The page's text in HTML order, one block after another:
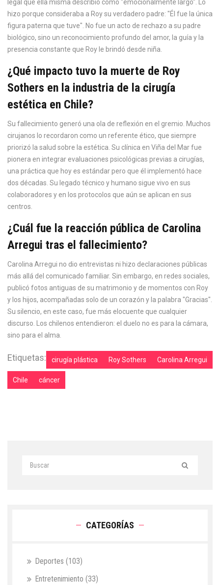
legal que ella misma describió como "emocionalmente largo". Lo
hizo porque consideraba a Roy su verdadero padre: "Él fue la única
figura paterna que tuve". No fue un acto de rechazo a su padre
biológico, sino un reconocimiento profundo del amor, la guía y la
presencia constante que Roy le brindó desde niña.
¿Qué impacto tuvo la muerte de Roy
Sothers en la industria de la cirugía
estética en Chile?
Su fallecimiento generó una ola de reflexión en el gremio. Muchos
cirujanos lo recordaron como un referente ético, que siempre
priorizó la salud sobre la estética. Su clínica en Viña del Mar fue
pionera en integrar evaluaciones psicológicas previas a cirugías,
una práctica que hoy es estándar pero que él implementó hace
dos décadas. Su legado técnico y humano sigue vivo en sus
colaboradores y en los protocolos que aún se aplican en sus
centros.
¿Cuál fue la reacción pública de Carolina
Arregui tras el fallecimiento?
Carolina Arregui no dio entrevistas ni hizo declaraciones públicas
más allá del comunicado familiar. Sin embargo, en redes sociales,
publicó fotos antiguas de su matrimonio y de momentos con Roy
y los hijos, acompañadas solo de un corazón y la palabra "Gracias".
Su silencio, en este caso, fue más elocuente que cualquier
discurso. Los chilenos entendieron: el duelo no es para la cámara,
sino para el alma.
Etiquetas: cirugía plástica Roy Sothers Carolina Arregui
Chile cáncer
CATEGORÍAS
Deportes (103)
Entretenimiento (33)